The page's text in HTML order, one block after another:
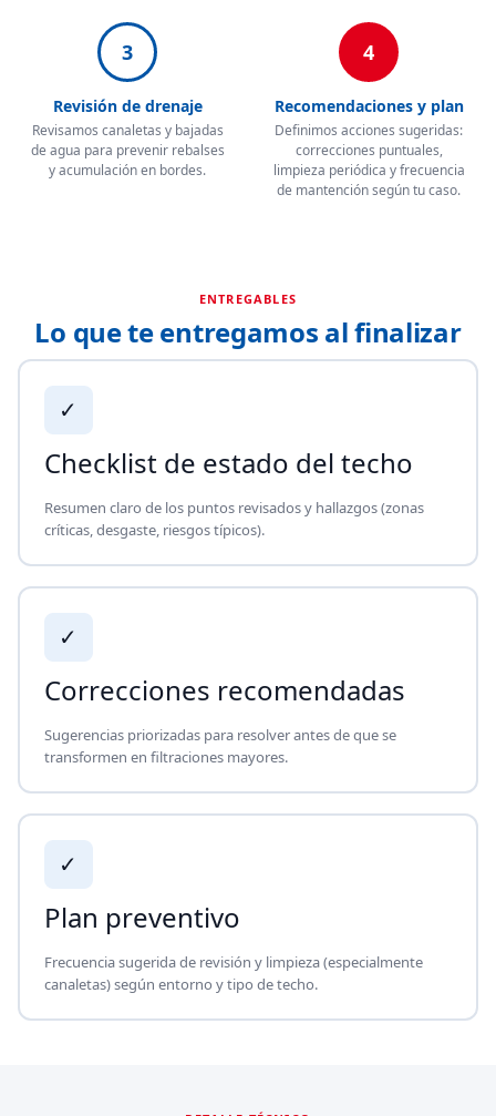
3
Revisión de drenaje
Revisamos canaletas y bajadas
de agua para prevenir rebalses
y acumulación en bordes.
4
Recomendaciones y plan
Definimos acciones sugeridas:
correcciones puntuales,
limpieza periódica y frecuencia
de mantención según tu caso.
ENTREGABLES
Lo que te entregamos al finalizar
✓
Checklist de estado del techo
Resumen claro de los puntos revisados y hallazgos (zonas
críticas, desgaste, riesgos típicos).
✓
Correcciones recomendadas
Sugerencias priorizadas para resolver antes de que se
transformen en filtraciones mayores.
✓
Plan preventivo
Frecuencia sugerida de revisión y limpieza (especialmente
canaletas) según entorno y tipo de techo.